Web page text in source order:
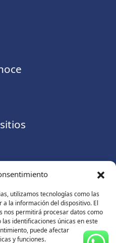
utilizamos tecnologías como las
la información del dispositivo. El
nos permitirá procesar datos como
identificaciones únicas en este
puede afectar
y funciones.
de privacidad